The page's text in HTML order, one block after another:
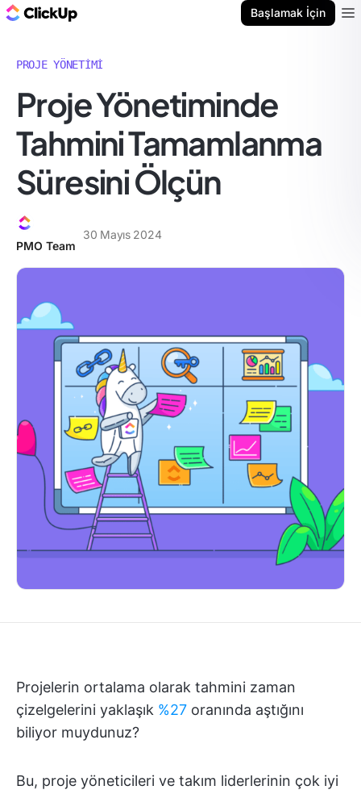
Başlamak İçin
PROJE YÖNETIMI
Proje Yönetiminde
Tahmini Tamamlanma
Süresini Ölçün
PMO Team
30 Mayıs 2024
Projelerin ortalama olarak tahmini zaman
çizelgelerini yaklaşık %27 oranında aştığını
biliyor muydunuz?
Bu, proje yöneticileri ve takım liderlerinin çok iyi